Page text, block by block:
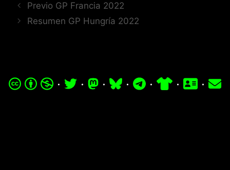
Previo GP Francia 2022
Resumen GP Hungría 2022
· · · · · · ·